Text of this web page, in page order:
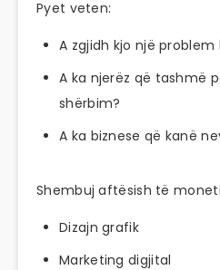
Pyet veten:
A zgjidh kjo një problem
A ka njerëz që tashmë
shërbim?
A ka biznese që kanë
Shembuj aftësish të
Dizajn grafik
Marketing digjital